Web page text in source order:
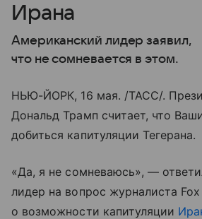
Ирана
Американский лидер заявил,
что не сомневается в этом.
НЬЮ-ЙОРК, 16 мая. /ТАСС/.
Дональд Трамп считает, что
добиться капитуляции Тегерана.
«Да, я не сомневаюсь», —
лидер на вопрос журналиста
о возможности капитуляции